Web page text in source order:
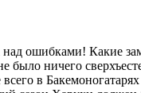
над ошибками! Какие
было ничего
в